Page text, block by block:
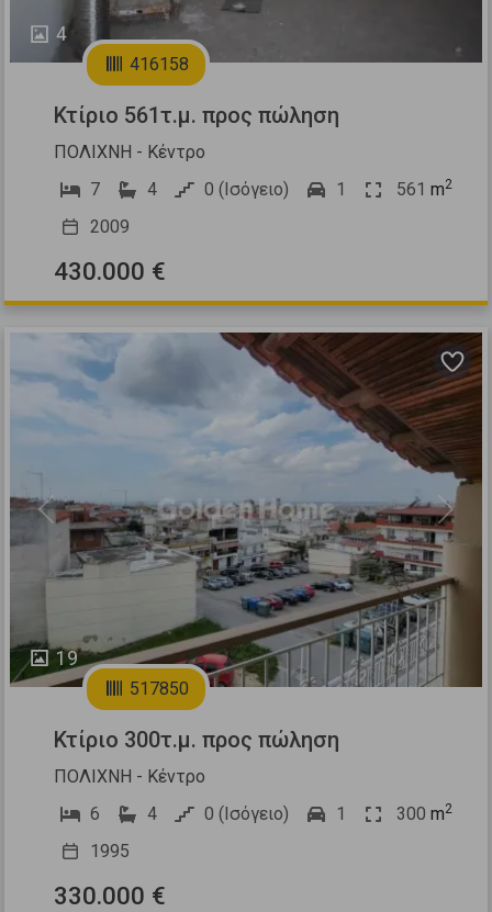
4
416158
Κτίριο 561τ.μ. προς πώληση
ΠΟΛΙΧΝΗ - Κέντρο
7
4 0 (Ισόγειο) 1 561 m2
2009
430.000 €
19
Previous Next
517850
Κτίριο 300τ.μ. προς πώληση
ΠΟΛΙΧΝΗ - Κέντρο
6
4 0 (Ισόγειο) 1 300 m2
1995
330.000 €